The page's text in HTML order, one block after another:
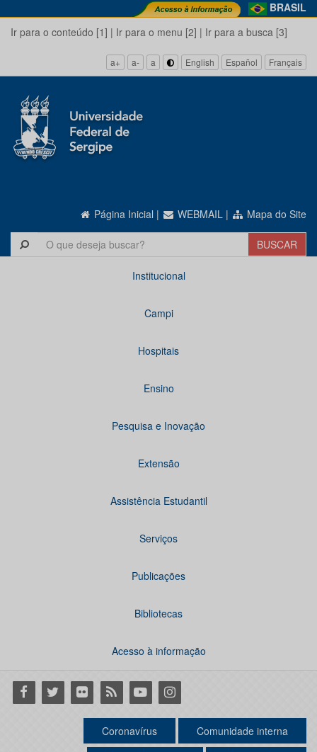
BRASIL
Ir para o conteúdo [1] | Ir para o menu [2] | Ir para a busca [3]
a+ a- a English Español Français
Página Inicial | WEBMAIL | Mapa do Site
Institucional
Campi
Hospitais
Ensino
Pesquisa e Inovação
Extensão
Assistência Estudantil
Serviços
Publicações
Bibliotecas
Acesso à informação
Facebook
Twitter Flickr RSS YoutubeInstagram
Coronavírus Comunidade interna